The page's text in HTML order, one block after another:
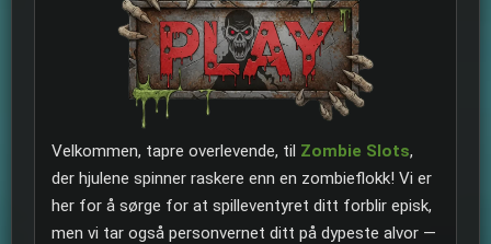
Velkommen, tapre overlevende, til Zombie Slots,
der hjulene spinner raskere enn en zombieflokk! Vi er
her for å sørge for at spilleventyret ditt forblir episk,
men vi tar også personvernet ditt på dypeste alvor —